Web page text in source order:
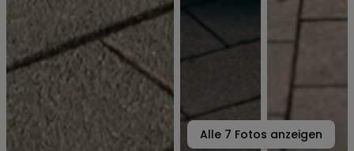
Alle 7 Fotos anzeigen